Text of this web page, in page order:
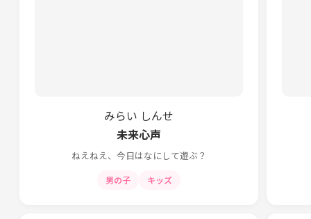
みらい しんせ
未来心声
ねえねえ、今日はなにして遊ぶ？
男の子 キッズ